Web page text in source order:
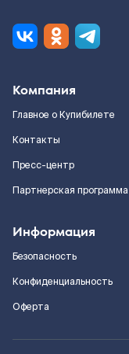
Компания
Главное о Купибилете
Контакты
Пресс-центр
Партнерская программа
Информация
Безопасность
Конфиденциальность
Оферта